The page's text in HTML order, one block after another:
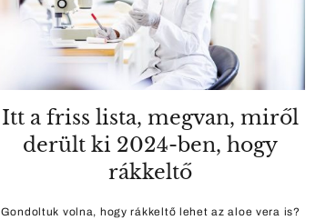
Itt a friss lista, megvan, miről
derült ki 2024-ben, hogy
rákkeltő
Gondoltuk volna, hogy rákkeltő lehet az aloe vera is?